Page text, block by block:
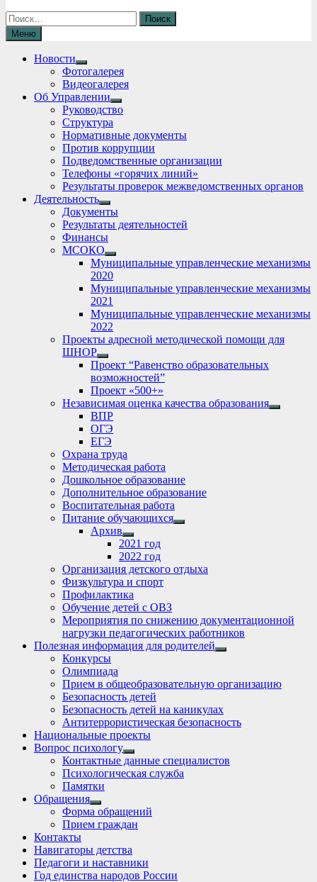
Найти:
Меню
Новости
Show
sub
menu
Фотогалерея
Видеогалерея
Об Управлении
Show
sub
Руководство
Структура
Нормативные документы
Против коррупции
Подведомственные организации
Телефоны «горячих линий»
Результаты проверок межведомственных органов
Деятельность
Show
sub
menu
Документы
Результаты деятельностей
Финансы
МСОКО
Show
sub
menu
Муниципальные управленческие механизмы
2020
Муниципальные управленческие механизмы
2021
Муниципальные управленческие механизмы
2022
Проекты адресной методической помощи для
ШНОР
Show
sub
menu
Проект “Равенство образовательных
возможностей”
Проект «500+»
Независимая оценка качества образования
Show
ВПР
ОГЭ
ЕГЭ
Охрана труда
Методическая работа
Дошкольное образование
Дополнительное образование
Воспитательная работа
Питание обучающихся
Show
Архив
Show
sub
menu
2021 год
2022 год
Организация детского отдыха
Физкультура и спорт
Профилактика
Обучение детей с ОВЗ
Мероприятия по снижению документационной
нагрузки педагогических работников
Полезная информация для родителей
Show
Конкурсы
Олимпиада
Прием в общеобразовательную организацию
Безопасность детей
Безопасность детей на каникулах
Антитеррористическая безопасность
Национальные проекты
Вопрос психологу
Show
sub
menu
Контактные данные специалистов
Психологическая служба
Памятки
Обращения
Show
sub
menu
Форма обращений
Прием граждан
Контакты
Навигаторы детства
Педагоги и наставники
Год единства народов России